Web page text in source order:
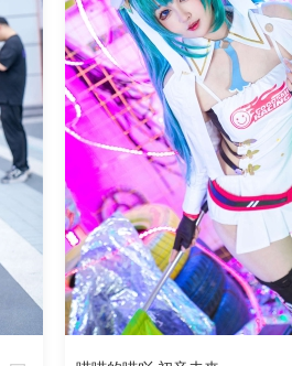
回复 854